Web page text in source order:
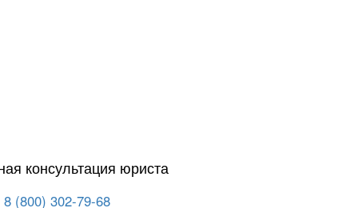
консультация юриста
8 (800) 302-79-68